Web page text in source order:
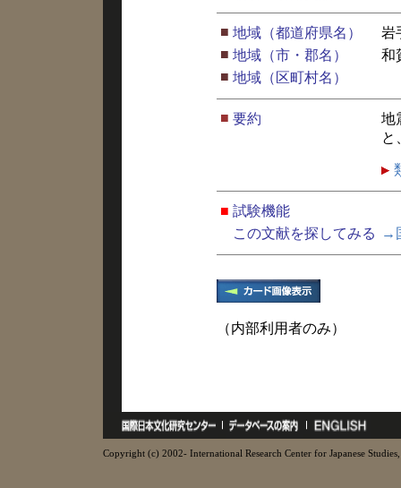
■ 地域（都道府県名）
岩
■ 地域（市・郡名）
和
■ 地域（区町村名）
■ 要約
地
と
■ 試験機能
この文献を探してみる
→
（内部利用者のみ）
Copyright (c) 2002- International Research Center for Japanese